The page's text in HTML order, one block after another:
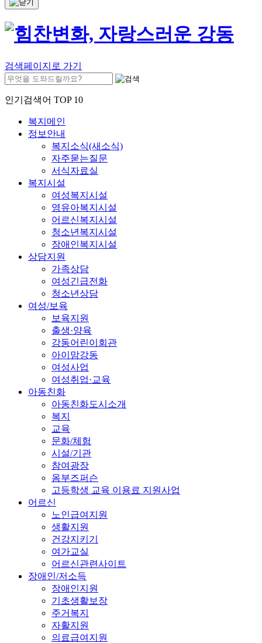
검색페이지로 가기
인기검색어 TOP 10
복지메인
정보안내
복지소식(새소식)
자주묻는질문
서식자료실
복지시설
여성복지시설
영유아복지시설
어르신복지시설
청소년복지시설
장애인복지시설
상담지원
가족상담
여성긴급전화
청소년상담
여성/보육
보육지원
출생·양육
강동어린이회관
아이맘강동
여성사업
여성취업·교육
아동친화
아동친화도시소개
복지
교육
문화/체험
시설/기관
참여광장
옴부즈퍼슨
고등학생 교육 이용료 지원사업
어르신
노인급여지원
생활지원
건강지키기
여가교실
어르신관련사이트
장애인/저소득
장애인지원
기초생활보장
주거복지
자활지원
의료급여지원